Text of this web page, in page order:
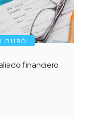
BURÓ
financiero